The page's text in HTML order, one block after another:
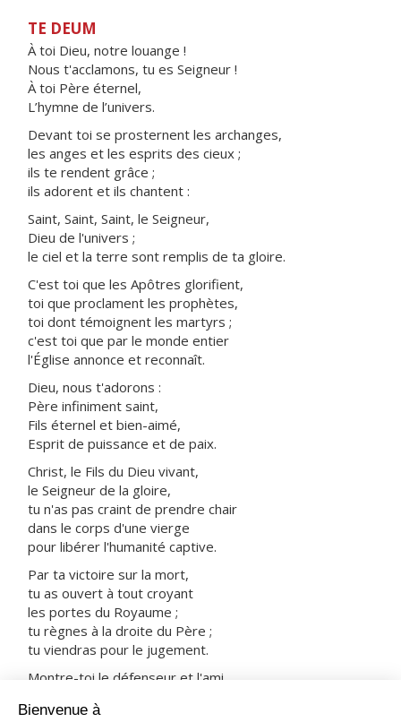
TE DEUM
À toi Dieu, notre louange !
Nous t'acclamons, tu es Seigneur !
À toi Père éternel,
L’hymne de l’univers.
Devant toi se prosternent les archanges,
les anges et les esprits des cieux ;
ils te rendent grâce ;
ils adorent et ils chantent :
Saint, Saint, Saint, le Seigneur,
Dieu de l'univers ;
le ciel et la terre sont remplis de ta gloire.
C'est toi que les Apôtres glorifient,
toi que proclament les prophètes,
toi dont témoignent les martyrs ;
c'est toi que par le monde entier
l'Église annonce et reconnaît.
Dieu, nous t'adorons :
Père infiniment saint,
Fils éternel et bien-aimé,
Esprit de puissance et de paix.
Christ, le Fils du Dieu vivant,
le Seigneur de la gloire,
tu n'as pas craint de prendre chair
dans le corps d'une vierge
pour libérer l'humanité captive.
Par ta victoire sur la mort,
tu as ouvert à tout croyant
les portes du Royaume ;
tu règnes à la droite du Père ;
tu viendras pour le jugement.
Montre-toi le défenseur et l'ami
prends-les avec tous les saints